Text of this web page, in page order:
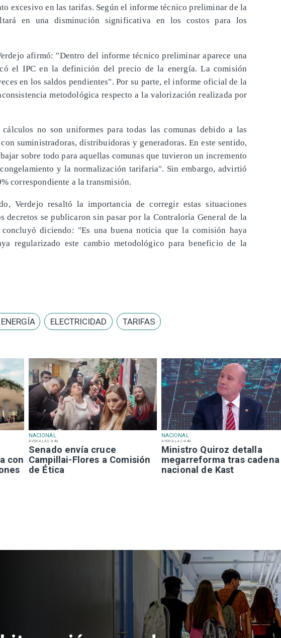
con
NACIONAL
AYER A LAS 9:49
Senado envía cruce
Campillai-Flores a Comisión
de Ética
NACIONAL
AYER A LAS 9:49
Ministro Quiroz detalla
megarreforma tras cadena
nacional de Kast
excesivo en las tarifas. Según el informe técnico preliminar de la
en una disminución significativa en los costos para los
afirmó: "Dentro del informe técnico preliminar aparece una
el IPC en la definición del precio de la energía. La comisión
en los saldos pendientes". Por su parte, el informe oficial de la
metodológica respecto a la valorización realizada por
no son uniformes para todas las comunas debido a las
suministradoras, distribuidoras y generadoras. En este sentido,
sobre todo para aquellas comunas que tuvieron un incremento
y la normalización tarifaria". Sin embargo, advirtió
correspondiente a la transmisión.
Verdejo resaltó la importancia de corregir estas situaciones
decretos se publicaron sin pasar por la Contraloría General de la
diciendo: "Es una buena noticia que la comisión haya
regularizado este cambio metodológico para beneficio de la
ELECTRICIDAD TARIFAS